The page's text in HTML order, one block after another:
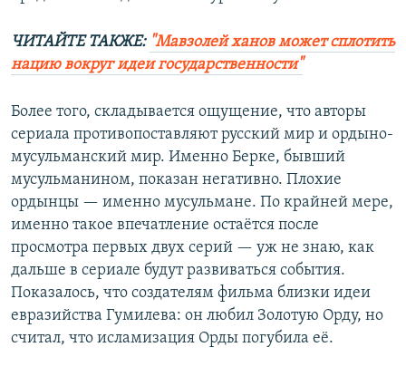
ЧИТАЙТЕ ТАКЖЕ: "Мавзолей ханов может сплотить
нацию вокруг идеи государственности"
Более того, складывается ощущение, что авторы
сериала противопоставляют русский мир и ордыно-
мусульманский мир. Именно Берке, бывший
мусульманином, показан негативно. Плохие
ордынцы — именно мусульмане. По крайней мере,
именно такое впечатление остаётся после
просмотра первых двух серий — уж не знаю, как
дальше в сериале будут развиваться события.
Показалось, что создателям фильма близки идеи
евразийства Гумилева: он любил Золотую Орду, но
считал, что исламизация Орды погубила её.